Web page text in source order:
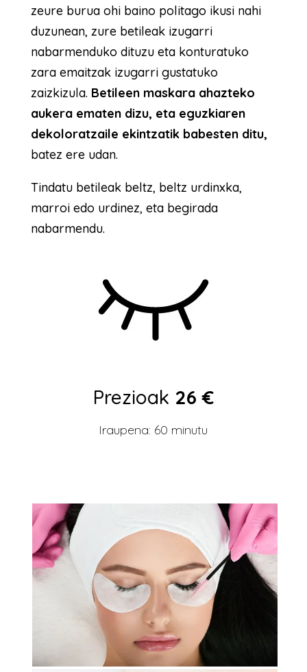
zeure burua ohi baino politago ikusi nahi
duzunean, zure betileak izugarri
nabarmenduko dituzu eta konturatuko
zara emaitzak izugarri gustatuko
zaizkizula. Betileen maskara ahazteko
aukera ematen dizu, eta eguzkiaren
dekoloratzaile ekintzatik babesten ditu,
batez ere udan.
Tindatu betileak beltz, beltz urdinxka,
marroi edo urdinez, eta begirada
nabarmendu.
Prezioak 26 €
Iraupena: 60 minutu